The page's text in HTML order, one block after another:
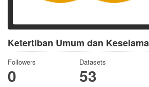
Ketertiban Umum dan
Followers
0
Datasets
53